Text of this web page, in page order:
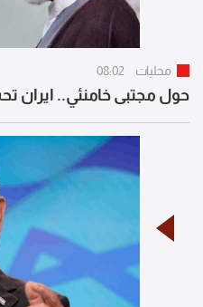
محليات 08:02
حول مجتبى خامنئي.. ايران